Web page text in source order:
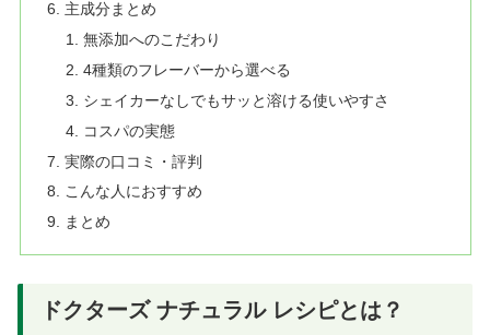
主成分まとめ
無添加へのこだわり
4種類のフレーバーから選べる
シェイカーなしでもサッと溶ける使いやすさ
コスパの実態
実際の口コミ・評判
こんな人におすすめ
まとめ
ドクターズ ナチュラル レシピとは？